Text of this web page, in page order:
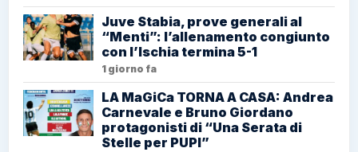
Juve Stabia, prove generali al
“Menti”: l’allenamento congiunto
con l’Ischia termina 5-1
1 giorno fa
LA MaGiCa TORNA A CASA: Andrea
Carnevale e Bruno Giordano
protagonisti di “Una Serata di
Stelle per PUPI”